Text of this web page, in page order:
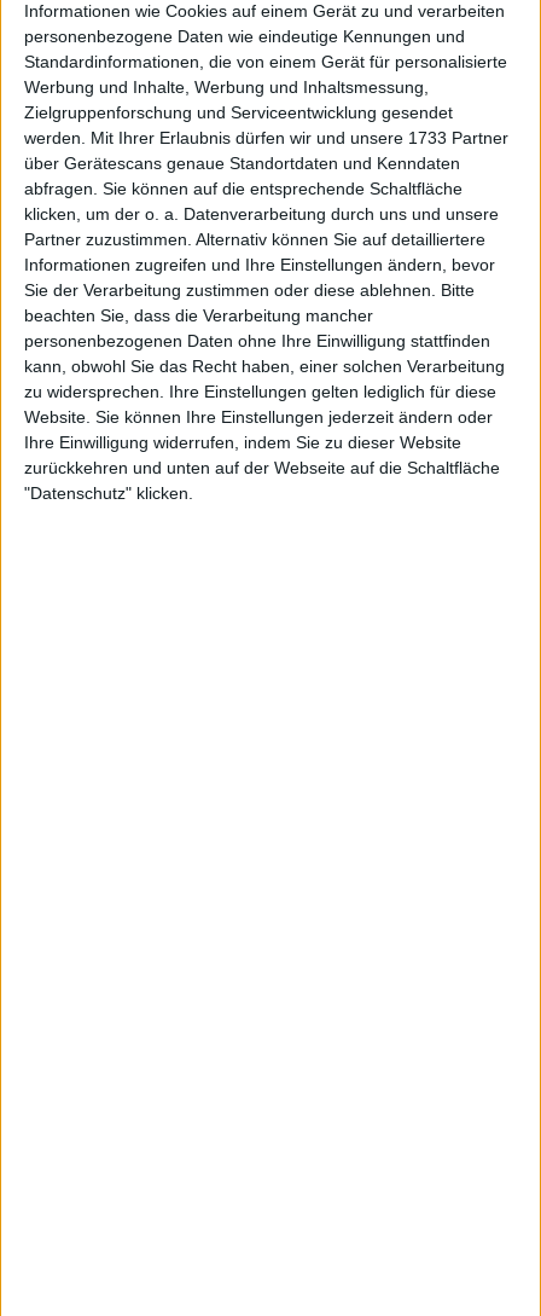
Informationen wie Cookies auf einem Gerät zu und verarbeiten
personenbezogene Daten wie eindeutige Kennungen und
Standardinformationen, die von einem Gerät für personalisierte
Werbung und Inhalte, Werbung und Inhaltsmessung,
Zielgruppenforschung und Serviceentwicklung gesendet
werden. Mit Ihrer Erlaubnis dürfen wir und unsere 1733 Partner
über Gerätescans genaue Standortdaten und Kenndaten
abfragen. Sie können auf die entsprechende Schaltfläche
klicken, um der o. a. Datenverarbeitung durch uns und unsere
Partner zuzustimmen. Alternativ können Sie auf detailliertere
Informationen zugreifen und Ihre Einstellungen ändern, bevor
Sie der Verarbeitung zustimmen oder diese ablehnen. Bitte
beachten Sie, dass die Verarbeitung mancher
personenbezogenen Daten ohne Ihre Einwilligung stattfinden
kann, obwohl Sie das Recht haben, einer solchen Verarbeitung
zu widersprechen. Ihre Einstellungen gelten lediglich für diese
Website. Sie können Ihre Einstellungen jederzeit ändern oder
Ihre Einwilligung widerrufen, indem Sie zu dieser Website
zurückkehren und unten auf der Webseite auf die Schaltfläche
"Datenschutz" klicken.
natürliche Ruhe zurück, um den Sack zuzumachen.
„Ich denke, als die neuen Bälle ins Spiel kamen, gab
mir das ein bisschen mehr Lebendigkeit. Und als ich
auf 5:4 herankam, dachte ich: ‚Okay, sie ist jetzt
wahrscheinlich nervös, vielleicht kriege ich es zu 5:5,‘
und das habe ich geschafft“, sagte sie beiTennis
Channel .
„Als der Tiebreak kam, fühlte ich mich kurioserweise
richtig entspannt. Es gab enge Punkte und knappe
Entscheidungen, aber es hat Spaß gemacht, das zu
spielen.“
Viele Tennisprofis zeigen auf dem Platz ein breites
Spektrum an Emotionen. Manche scheuen nicht
davor zurück, auf der großen Bühne ihre
Rohgefühle zu zeigen, andere behalten sie für sich
und wahren eine perfekte Pokerface-Miene. Gauff